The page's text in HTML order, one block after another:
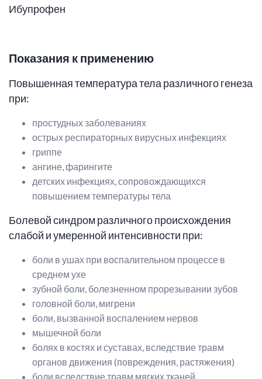
Ибупрофен
Показания к применению
Повышенная температура тела различного генеза
при:
простудных заболеваниях
острых респираторных вирусных инфекциях
гриппе
ангине, фарингите
детских инфекциях, сопровождающихся
повышением температуры тела
Болевой синдром различного происхождения
слабой и умеренной интенсивности при:
боли в ушах при воспалительном процессе в
среднем ухе
зубной боли, болезненном прорезывании зубов
головной боли, мигрени
боли, вызванной воспалением нервов
мышечной боли
болях в костях и суставах, вследствие травм
органов движения (повреждения, растяжения)
боли вследствие травм мягких тканей,